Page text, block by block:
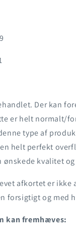
Der kan
er helt normalt/
type af
helt perfekt
kvalitet og
afkortet er ikke
forsigtigt og med
kan fremhæves: